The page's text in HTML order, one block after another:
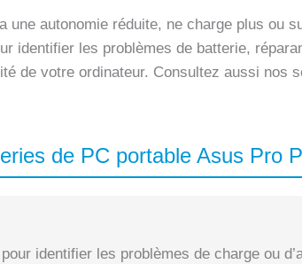
une autonomie réduite, ne charge plus ou
identifier les problèmes de batterie,
de votre ordinateur. Consultez aussi nos
de PC portable Asus Pro
identifier les problèmes de charge ou